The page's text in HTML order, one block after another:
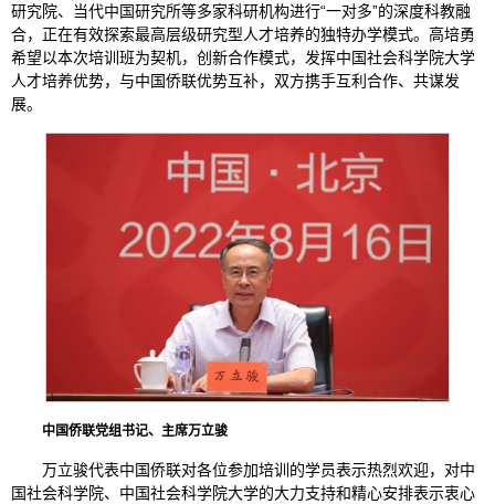
研究院、当代中国研究所等多家科研机构进行“一对多”的深度科教融
合，正在有效探索最高层级研究型人才培养的独特办学模式。高培勇
希望以本次培训班为契机，创新合作模式，发挥中国社会科学院大学
人才培养优势，与中国侨联优势互补，双方携手互利合作、共谋发
展。
中国侨联党组书记、主席万立骏
万立骏代表中国侨联对各位参加培训的学员表示热烈欢迎，对中
国社会科学院、中国社会科学院大学的大力支持和精心安排表示衷心